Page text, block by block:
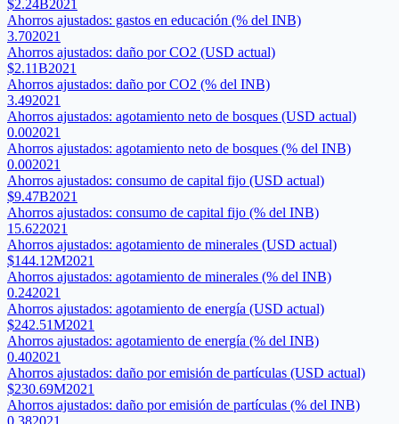
$2.24B2021
Ahorros ajustados: gastos en educación (% del INB)
3.702021
Ahorros ajustados: daño por CO2 (USD actual)
$2.11B2021
Ahorros ajustados: daño por CO2 (% del INB)
3.492021
Ahorros ajustados: agotamiento neto de bosques (USD actual)
0.002021
Ahorros ajustados: agotamiento neto de bosques (% del INB)
0.002021
Ahorros ajustados: consumo de capital fijo (USD actual)
$9.47B2021
Ahorros ajustados: consumo de capital fijo (% del INB)
15.622021
Ahorros ajustados: agotamiento de minerales (USD actual)
$144.12M2021
Ahorros ajustados: agotamiento de minerales (% del INB)
0.242021
Ahorros ajustados: agotamiento de energía (USD actual)
$242.51M2021
Ahorros ajustados: agotamiento de energía (% del INB)
0.402021
Ahorros ajustados: daño por emisión de partículas (USD actual)
$230.69M2021
Ahorros ajustados: daño por emisión de partículas (% del INB)
0.382021